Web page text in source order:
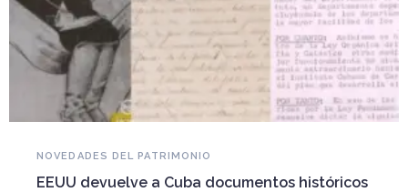
NOVEDADES DEL PATRIMONIO
EEUU devuelve a Cuba documentos históricos